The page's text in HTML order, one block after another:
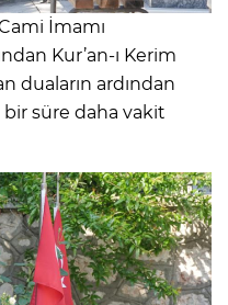
İmamı
Kur’an-ı Kerim
duaların ardından
bir süre daha vakit